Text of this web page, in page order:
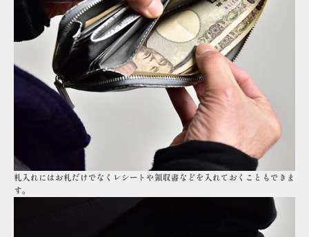
札入れにはお札だけでなくレシートや領収書などを入れておくこともできま
す。